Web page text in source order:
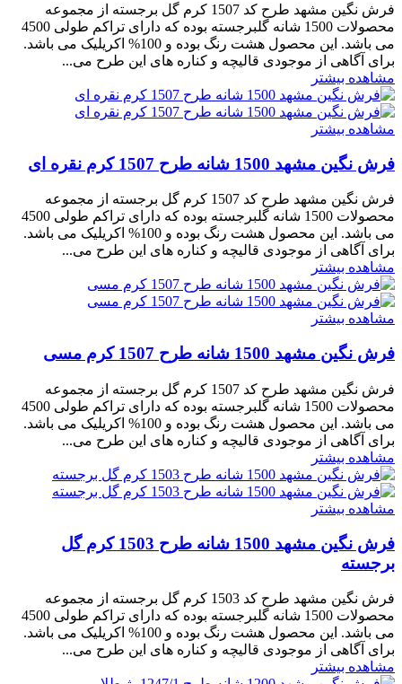
فرش نگین مشهد طرح کد 1507 کرم گل برجسته از مجموعه
محصولات 1500 شانه گلبرجسته بوده که دارای تراکم طولی 4500
می باشد. این محصول هشت رنگ بوده و 100% اکریلیک می باشد.
برای آگاهی از موجودی قالیچه و کناره های این طرح می...
مشاهده بیشتر
مشاهده بیشتر
فرش نگین مشهد 1500 شانه طرح 1507 کرم نقره ای
فرش نگین مشهد طرح کد 1507 کرم گل برجسته از مجموعه
محصولات 1500 شانه گلبرجسته بوده که دارای تراکم طولی 4500
می باشد. این محصول هشت رنگ بوده و 100% اکریلیک می باشد.
برای آگاهی از موجودی قالیچه و کناره های این طرح می...
مشاهده بیشتر
مشاهده بیشتر
فرش نگین مشهد 1500 شانه طرح 1507 کرم مسی
فرش نگین مشهد طرح کد 1507 کرم گل برجسته از مجموعه
محصولات 1500 شانه گلبرجسته بوده که دارای تراکم طولی 4500
می باشد. این محصول هشت رنگ بوده و 100% اکریلیک می باشد.
برای آگاهی از موجودی قالیچه و کناره های این طرح می...
مشاهده بیشتر
مشاهده بیشتر
فرش نگین مشهد 1500 شانه طرح 1503 کرم گل
برجسته
فرش نگین مشهد طرح کد 1503 کرم گل برجسته از مجموعه
محصولات 1500 شانه گلبرجسته بوده که دارای تراکم طولی 4500
می باشد. این محصول هشت رنگ بوده و 100% اکریلیک می باشد.
برای آگاهی از موجودی قالیچه و کناره های این طرح می...
مشاهده بیشتر